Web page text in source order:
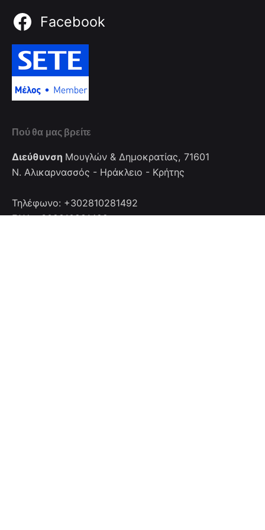
Facebook
Πού θα μας βρείτε
Διεύθυνση Μουγλών & Δημοκρατίας, 71601
Ν. Αλικαρνασσός - Ηράκλειο - Κρήτης
Τηλέφωνο: +302810281492
FAX: +302810281492